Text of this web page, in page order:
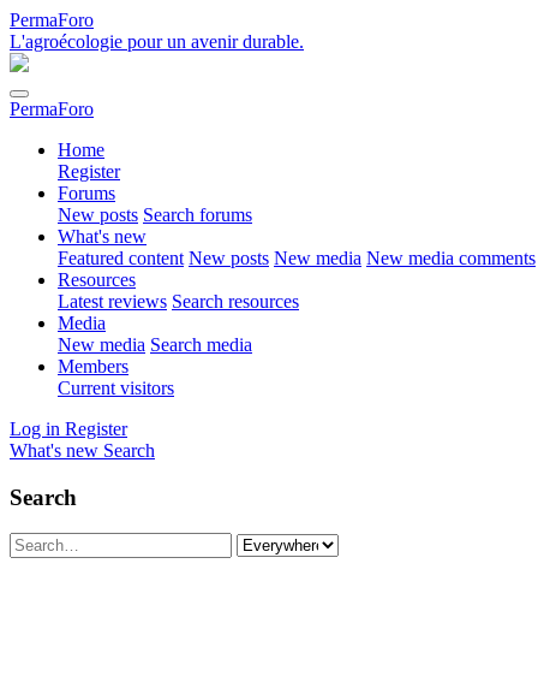
PermaForo
L'agroécologie pour un avenir durable.
PermaForo
Home
Register
Forums
New posts Search forums
What's new
Featured content New posts New media New media comments
Resources
Latest reviews Search resources
Media
New media Search media
Members
Current visitors
Log in Register
What's new Search
Search